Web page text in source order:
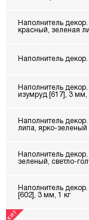
Наполнитель
красный, зеленая
Наполнитель
Наполнитель
изумруд [617], 3 мм,
Наполнитель
липа, ярко-зеленый
Наполнитель
зеленый, светло-
Наполнитель
[602], 3 мм, 1 кг